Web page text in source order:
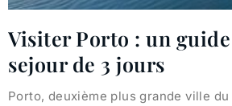
Visiter Porto : un
sejour de 3 jours
Porto, deuxième plus grande ville